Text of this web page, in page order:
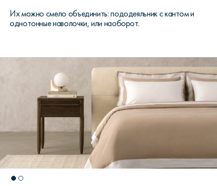
Их можно смело объединить: пододеяльник с кантом и
однотонные наволочки, или наоборот.